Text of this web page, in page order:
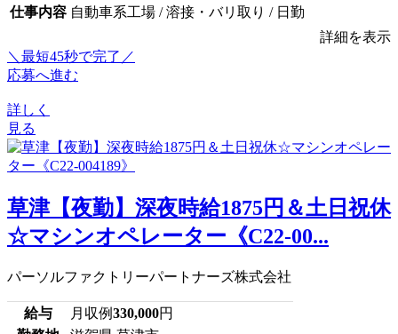
仕事内容 自動車系工場 / 溶接・バリ取り / 日勤
詳細を表示
＼最短45秒で完了／
応募へ進む
詳しく
見る
草津【夜勤】深夜時給1875円＆土日祝休
☆マシンオペレーター《C22-00...
パーソルファクトリーパートナーズ株式会社
給与 月収例330,000円